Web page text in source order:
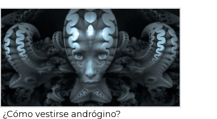
¿Cómo vestirse andrógino?